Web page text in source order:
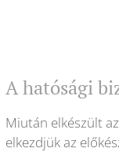
A hatósági
Miután elkészült
elkezdjük az